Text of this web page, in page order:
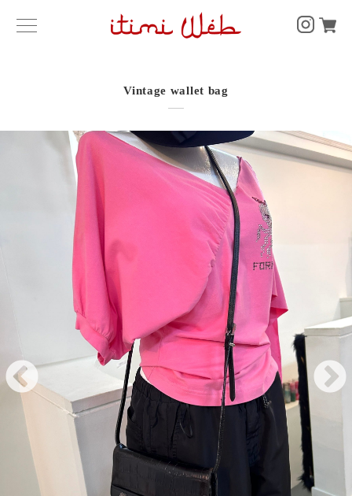
Vintage wallet bag